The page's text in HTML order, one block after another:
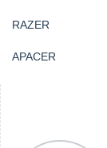
RAZER
APACER